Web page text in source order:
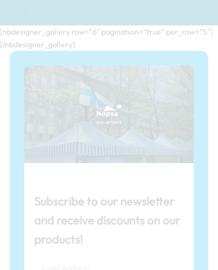
[nbdesigner_gallery row=”6″ pagination=”true” per_row=”5″]
[/nbdesigner_gallery]
Subscribe to our newsletter
and receive discounts on our
products!